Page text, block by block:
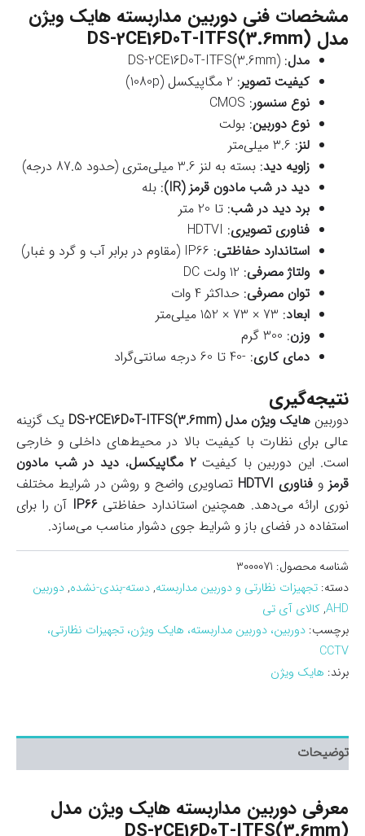
مشخصات فنی دوربین مداربسته هایک ویژن
مدل DS-2CE16D0T-ITFS(3.6mm)
مدل: DS-2CE16D0T-ITFS(3.6mm)
کیفیت تصویر: 2 مگاپیکسل (1080p)
نوع سنسور: CMOS
نوع دوربین: بولت
لنز: 3.6 میلی‌متر
زاویه دید: بسته به لنز 3.6 میلی‌متری (حدود 87.5 درجه)
دید در شب مادون قرمز (IR)
: بله
برد دید در شب: تا 20 متر
فناوری تصویری: HDTVI
استاندارد حفاظتی: IP66 (مقاوم در برابر آب و گرد و غبار)
ولتاژ مصرفی: 12 ولت DC
توان مصرفی: حداکثر 4 وات
ابعاد: 73 × 73 × 152 میلی‌متر
وزن: 300 گرم
دمای کاری: -40 تا 60 درجه سانتی‌گراد
نتیجه‌گیری
دوربین هایک ویژن مدل DS-2CE16D0T-ITFS(3.6mm)
یک گزینه
عالی برای نظارت با کیفیت بالا در محیط‌های داخلی و خارجی
است. این دوربین با کیفیت2 مگاپیکسل ،دید در شب مادون
قرمز و فناوری HDTVI
تصاویری واضح و روشن در شرایط مختلف
نوری ارائه می‌دهد. همچنین استاندارد حفاظتیIP66 آن را برای
استفاده در فضای باز و شرایط جوی دشوار مناسب می‌سازد.
شناسه محصول: 3000071
دسته: تجهیزات نظارتی و دوربین مداربسته,دسته-بندی-نشده,دوربین
AHD
,کالای آی تی
برچسب: دوربین، دوربین مداربسته، هایک ویژن، تجهیزات نظارتی،
CCTV
برند: هایک ویژن
توضیحات
معرفی دوربین مداربسته هایک ویژن مدل